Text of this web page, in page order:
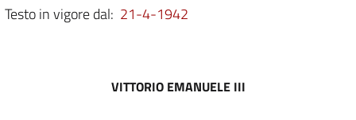
art. 2
Testo in vigore dal: 21-4-1942
VITTORIO EMANUELE III